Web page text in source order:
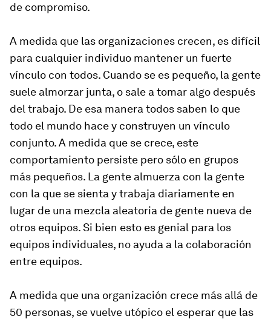
de compromiso.
A medida que las organizaciones crecen, es difícil
para cualquier individuo mantener un fuerte
vínculo con todos. Cuando se es pequeño, la gente
suele almorzar junta, o sale a tomar algo después
del trabajo. De esa manera todos saben lo que
todo el mundo hace y construyen un vínculo
conjunto. A medida que se crece, este
comportamiento persiste pero sólo en grupos
más pequeños. La gente almuerza con la gente
con la que se sienta y trabaja diariamente en
lugar de una mezcla aleatoria de gente nueva de
otros equipos. Si bien esto es genial para los
equipos individuales, no ayuda a la colaboración
entre equipos.
A medida que una organización crece más allá de
50 personas, se vuelve utópico el esperar que las